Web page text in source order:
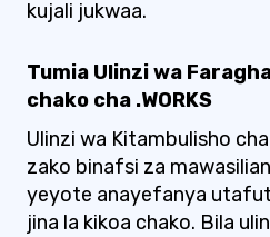
kujali jukwaa.
Tumia Ulinzi wa
chako cha .WORKS
Ulinzi wa Kitambulisho
zako binafsi za
yeyote anayefanya
jina la kikoa chako. Bila